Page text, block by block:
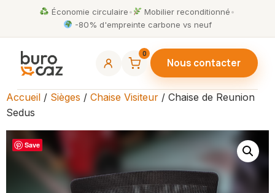
Économie circulaire• Mobilier reconditionné•
-80% d'empreinte carbone vs neuf
0
Nous contacter
Accueil / Sièges / Chaise Visiteur / Chaise de Reunion
Sedus
Save